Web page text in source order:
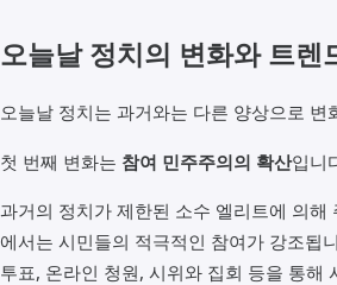
오늘날 정치의 변화와 트렌
오늘날 정치는 과거와는 다른 양상으로 변
첫 번째 변화는 참여 민주주의의 확산입니
과거의 정치가 제한된 소수 엘리트에 의해
에서는 시민들의 적극적인 참여가 강조됩
투표, 온라인 청원, 시위와 집회 등을 통해